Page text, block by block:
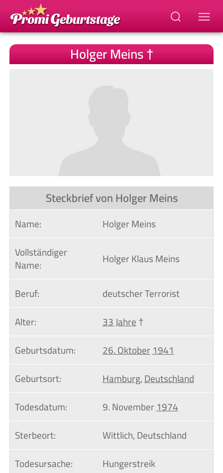
Holger Meins †
Steckbrief von Holger Meins
Name:
Holger Meins
Vollständiger
Name:
Holger Klaus Meins
Beruf:
deutscher Terrorist
Alter:
33 Jahre†
Geburtsdatum:
26. Oktober1941
Geburtsort:
Hamburg,Deutschland
Todesdatum:
9. November1974
Sterbeort:
Wittlich, Deutschland
Todesursache:
Hungerstreik